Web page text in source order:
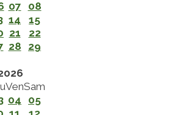
07
08
14
15
21
22
28
29
VenSam
04
05